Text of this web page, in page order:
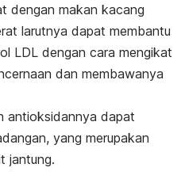
dengan makan kacang
larutnya dapat membantu
LDL dengan cara mengikat
dan membawanya
antioksidannya dapat
yang merupakan
jantung.